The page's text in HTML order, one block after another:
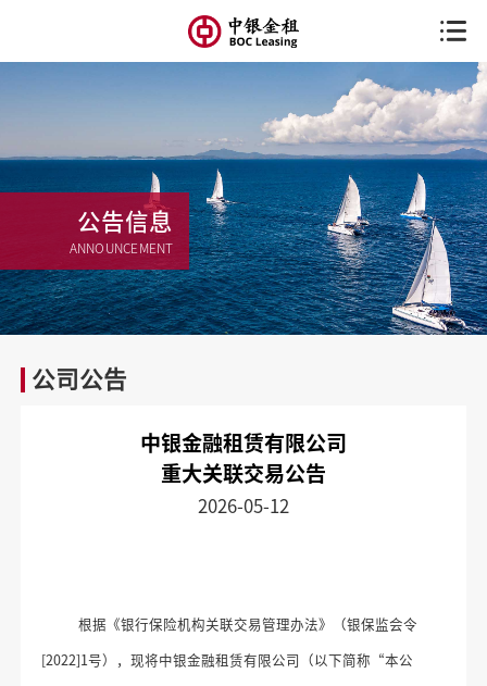
公告信息
ANNOUNCEMENT
公司公告
中银金融租赁有限公司
重大关联交易公告
2026-05-12
根据《银行保险机构关联交易管理办法》（银保监会令
[2022] 1号），现将中银金融租赁有限公司（以下简称 “本公